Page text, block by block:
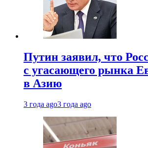
Путин заявил, что
с угасающего рынка
в Азию
3 года ago3 года ago